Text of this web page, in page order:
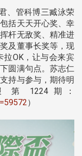
、管科博三臧泳荣
括天天开心奖、幸
杆无敌奖、精准进
及董事长奖等，现
拉OK，让与会来宾
圆满句点。苏志仁
持与参与，期待明
第 1224 期：
）